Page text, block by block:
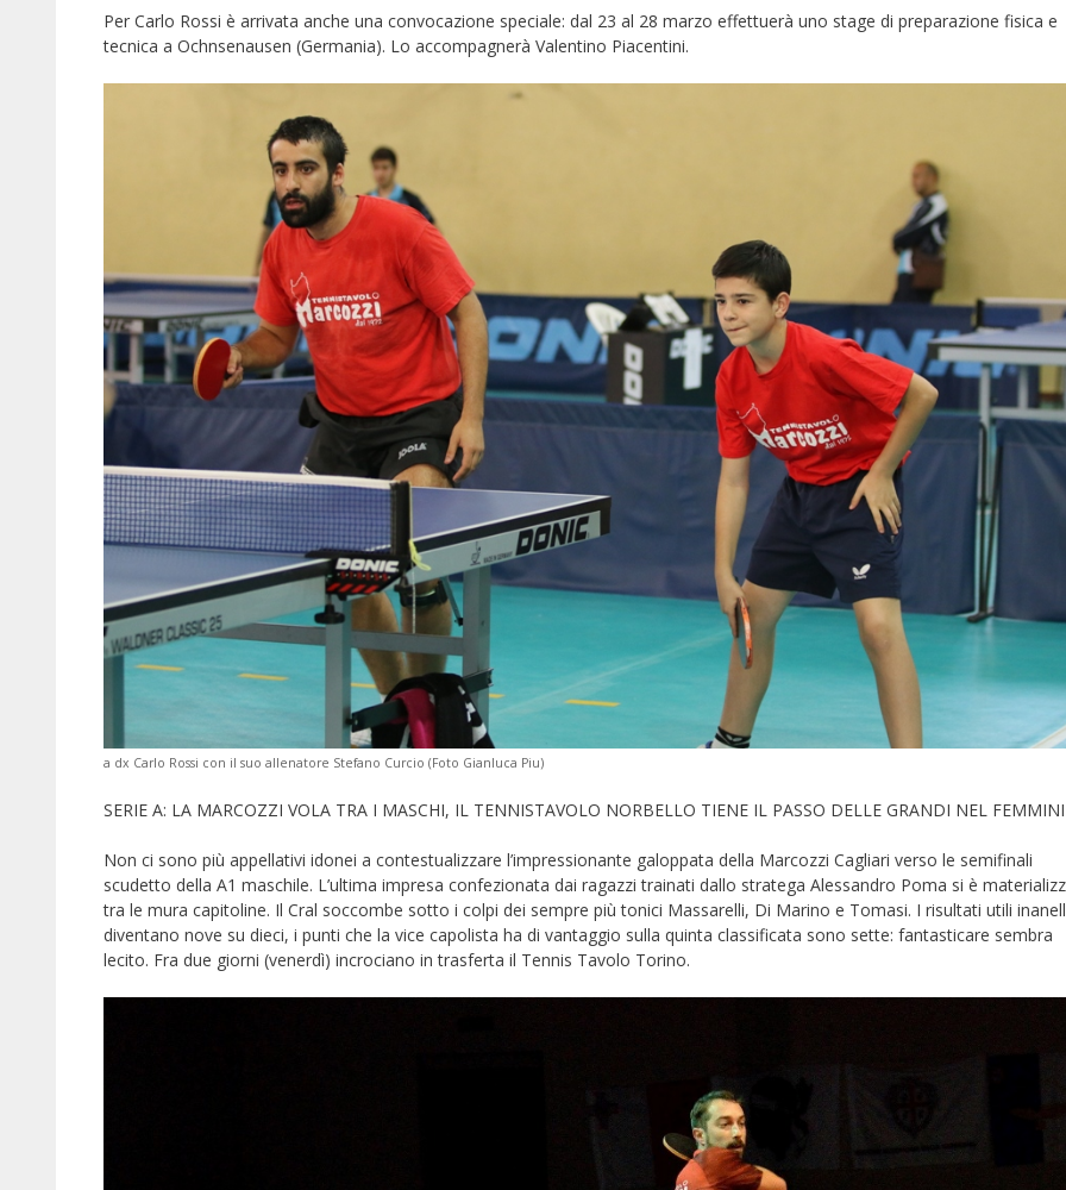
Per Carlo Rossi è arrivata anche una convocazione speciale: dal 23 al 28 marzo effettuerà uno stage di preparazione fisica e
tecnica a Ochnsenausen (Germania). Lo accompagnerà Valentino Piacentini.
a dx Carlo Rossi con il suo allenatore Stefano Curcio (Foto Gianluca Piu)
SERIE A: LA MARCOZZI VOLA TRA I MASCHI, IL TENNISTAVOLO NORBELLO TIENE IL PASSO DELLE GRANDI NEL
Non ci sono più appellativi idonei a contestualizzare l’impressionante galoppata della Marcozzi Cagliari verso le semifinali
scudetto della A1 maschile. L’ultima impresa confezionata dai ragazzi trainati dallo stratega Alessandro Poma si è
tra le mura capitoline. Il Cral soccombe sotto i colpi dei sempre più tonici Massarelli, Di Marino e Tomasi. I risultati utili
diventano nove su dieci, i punti che la vice capolista ha di vantaggio sulla quinta classificata sono sette: fantasticare sembra
lecito. Fra due giorni (venerdì) incrociano in trasferta il Tennis Tavolo Torino.